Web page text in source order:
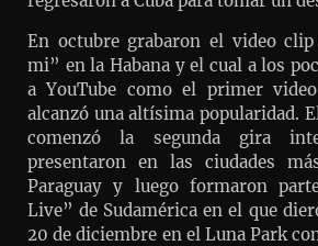
En octubre grabaron el video
mi” en la Habana y el cual a los
a YouTube como el primer
alcanzó una altísima popularidad.
comenzó la segunda gira
presentaron en las ciudades
Paraguay y luego formaron
Live” de Sudamérica en el que
20 de diciembre en el Luna Park